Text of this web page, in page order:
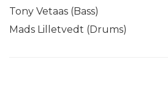
Tony Vetaas (Bass)
Mads Lilletvedt (Drums)